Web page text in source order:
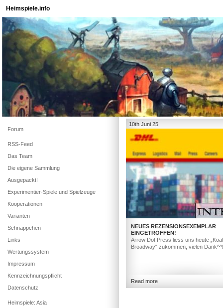
Heimspiele.info
10th Juni 25
NEUES REZENSIONSEXEMPLAR
EINGETROFFEN!
Arrow Dot Press liess uns heute
Broadway“ zukommen, vielen Dank^^!
Read more
Forum
RSS-Feed
Das Team
Die eigene Sammlung
Ausgepackt!
Experimentier-Spiele und Spielzeuge
Kooperationen
Varianten
Schnäppchen
Links
Wertungssystem
Impressum
Kennzeichnungspflicht
Datenschutz
Heimspiele: Asia